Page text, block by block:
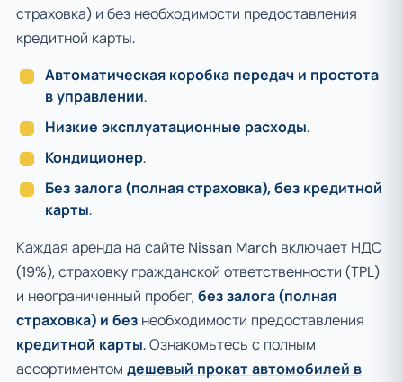
страховка) и без необходимости предоставления
кредитной карты.
Автоматическая коробка передач и простота
в управлении.
Низкие эксплуатационные расходы.
Кондиционер.
Без залога (полная страховка), без кредитной
карты.
Каждая аренда на сайте Nissan March включает НДС
(19%), страховку гражданской ответственности (TPL)
и неограниченный пробег,без залога (полная
страховка) и без необходимости предоставления
кредитной карты. Ознакомьтесь с полным
ассортиментом дешевый прокат автомобилей в